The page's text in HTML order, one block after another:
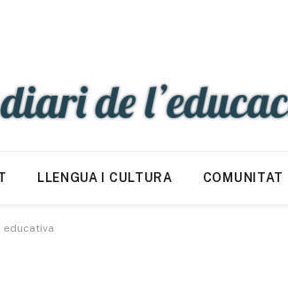
LLENGUA I CULTURA COMUNITAT
educativa